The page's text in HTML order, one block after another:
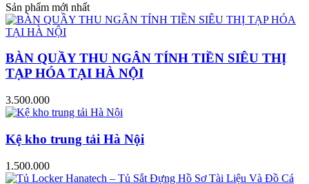
Sản phẩm mới nhất
BÀN QUẦY THU NGÂN TÍNH TIỀN SIÊU THỊ
TẠP HÓA TẠI HÀ NỘI
3.500.000
Kệ kho trung tải Hà Nội
1.500.000